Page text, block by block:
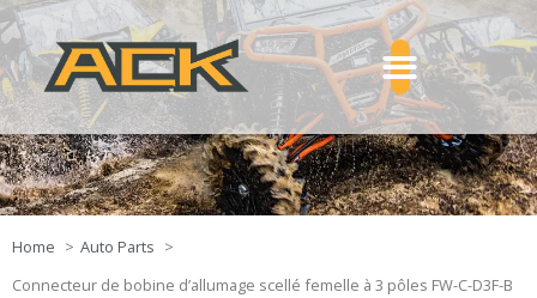
Home
Auto Parts
Connecteur de bobine d’allumage scellé femelle à 3 pôles FW-C-D3F-B